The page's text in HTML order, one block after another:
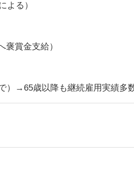
よる）
賞金支給）
）→65歳以降も継続雇用実績多